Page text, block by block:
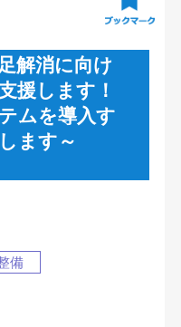
解消に向け
援します！
ムを導入す
ます～
備